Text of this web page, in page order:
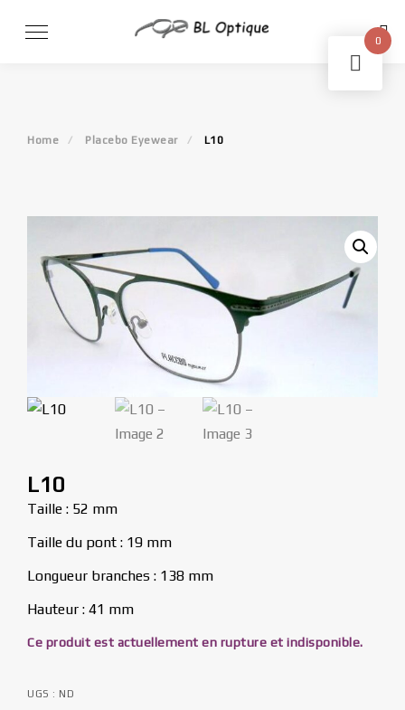
Home Placebo Eyewear L10
L10
Taille : 52 mm
Taille du pont : 19 mm
Longueur branches : 138 mm
Hauteur : 41 mm
Ce produit est actuellement en rupture et indisponible.
UGS : ND
0